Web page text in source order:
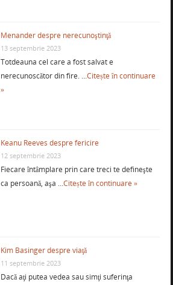
Menander despre nerecunoştinţă
13 septembrie 2023
Totdeauna cel care a fost salvat e
nerecunoscător din fire. …Citește în continuare
»
Keanu Reeves despre fericire
12 septembrie 2023
Fiecare întâmplare prin care treci te defineşte
ca persoană, aşa …Citește în continuare »
Kim Basinger despre viaţă
11 septembrie 2023
Dacă aţi putea vedea sau simţi suferinţa